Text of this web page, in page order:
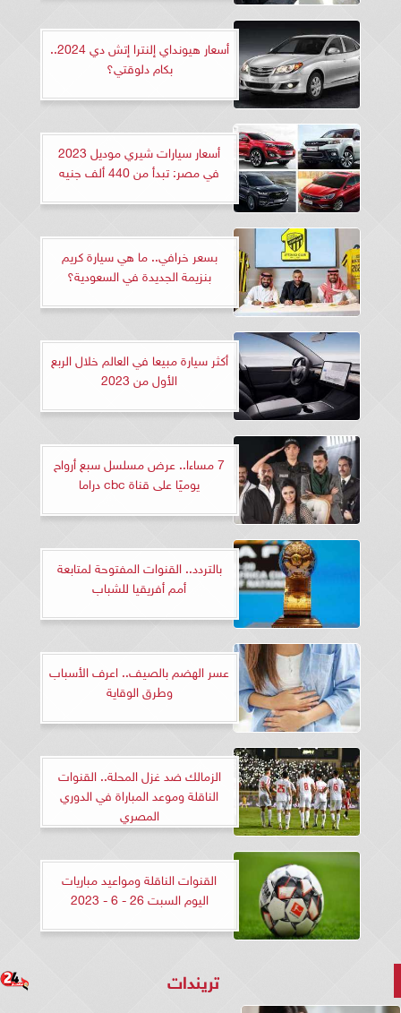
أسعار هيونداي إلنترا إتش دي 2024..
بكام دلوقتي؟
أسعار سيارات شيري موديل 2023
في مصر: تبدأ من 440 ألف جنيه
بسعر خرافي.. ما هي سيارة كريم
بنزيمة الجديدة في السعودية؟
أكثر سيارة مبيعا في العالم خلال الربع
الأول من 2023
7 مساءا.. عرض مسلسل سبع أرواح
يوميًا على قناة cbc دراما
بالتردد.. القنوات المفتوحة لمتابعة
أمم أفريقيا للشباب
عسر الهضم بالصيف.. اعرف الأسباب
وطرق الوقاية
الزمالك ضد غزل المحلة.. القنوات
الناقلة وموعد المباراة في الدوري
المصري
القنوات الناقلة ومواعيد مباريات
اليوم السبت 26 - 6 - 2023
تريندات